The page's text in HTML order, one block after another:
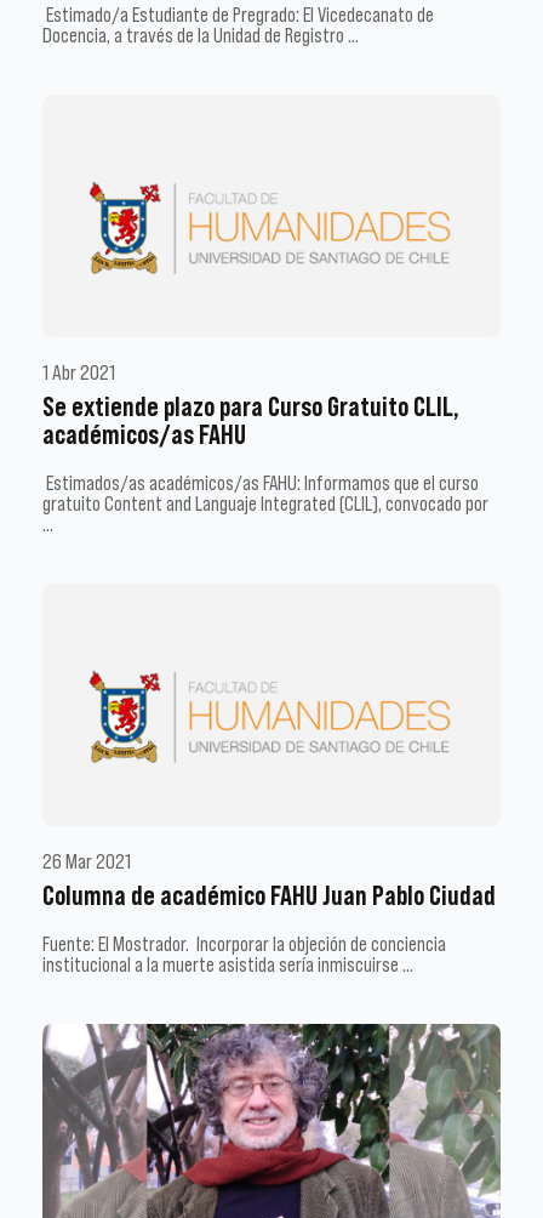
Estimado/a Estudiante de Pregrado: El Vicedecanato de
Docencia, a través de la Unidad de Registro …
1 Abr 2021
Se extiende plazo para Curso Gratuito CLIL,
académicos/as FAHU
Estimados/as académicos/as FAHU: Informamos que el curso
gratuito Content and Languaje Integrated (CLIL), convocado por
…
26 Mar 2021
Columna de académico FAHU Juan Pablo Ciudad
Fuente: El Mostrador. Incorporar la objeción de conciencia
institucional a la muerte asistida sería inmiscuirse …